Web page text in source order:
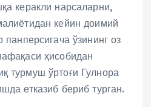
керакли нарсаларни,
кейин доимий
панперсигача ўзининг оз
ҳисобидан
турмуш ўртоғи Гулнора
етказиб бериб турган.